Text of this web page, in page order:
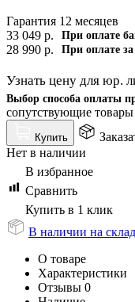
Гарантия 12 месяцев
33 049 р. При оплате
28 990 р. При оплате
Узнать цену для юр.
Выбор способа оплаты
сопутствующие товары
Купить
Нет в наличии
В избранное
Сравнить
Купить в 1 клик
В наличии на
О товаре
Характеристики
Отзывы 0